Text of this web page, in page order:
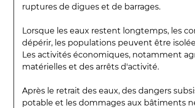
ruptures de digues et de barrages.
Lorsque les eaux restent longtemps, les
dépérir, les populations peuvent être
Les activités économiques, notamment
matérielles et des arrêts d'activité.
Après le retrait des eaux, des dangers
potable et les dommages aux bâtiments